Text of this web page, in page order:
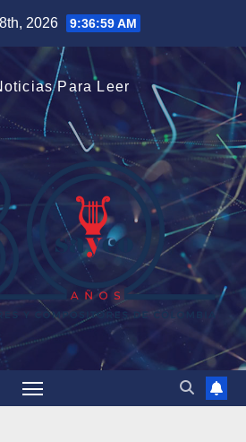
2026 9:37:00 AM
Para Leer